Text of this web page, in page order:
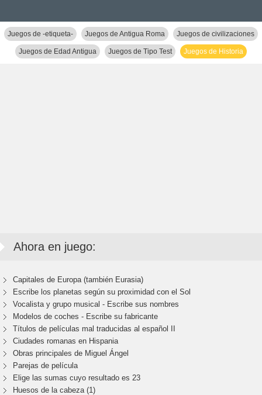
Juegos de -etiqueta- Juegos de Antigua Roma Juegos de civilizaciones
Juegos de Edad Antigua Juegos de Tipo Test Juegos de Historia
Ahora en juego:
Capitales de Europa (también Eurasia)
Escribe los planetas según su proximidad con el Sol
Vocalista y grupo musical - Escribe sus nombres
Modelos de coches - Escribe su fabricante
Títulos de películas mal traducidas al español II
Ciudades romanas en Hispania
Obras principales de Miguel Ángel
Parejas de película
Elige las sumas cuyo resultado es 23
Huesos de la cabeza (1)